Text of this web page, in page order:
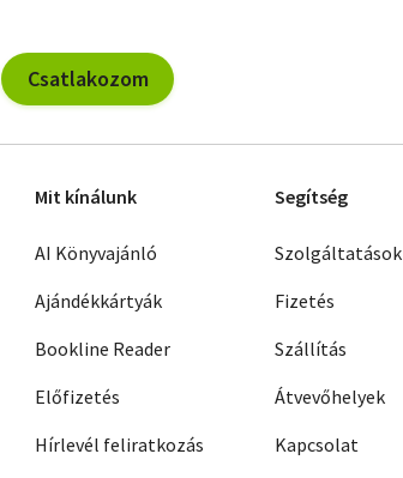
Csatlakozom
Mit kínálunk
AI Könyvajánló
Ajándékkártyák
Bookline Reader
Előfizetés
Hírlevél feliratkozás
Segítség
Szolgáltatások
Fizetés
Szállítás
Átvevőhelyek
Kapcsolat